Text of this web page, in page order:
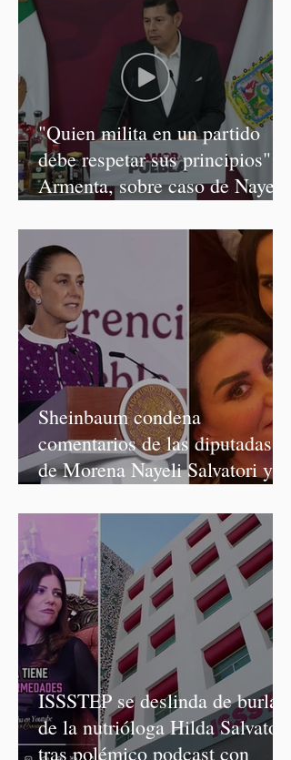
"Quien milita en un partido
debe respetar sus principios":
Armenta, sobre caso de Nayeli
Sheinbaum condena
comentarios de las diputadas
de Morena Nayeli Salvatori y
ISSSTEP se deslinda de burlas
de la nutrióloga Hilda Salvatori
tras polémico podcast con